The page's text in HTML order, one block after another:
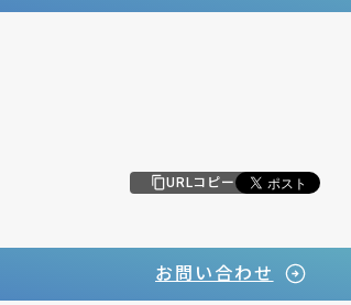
URLコピー
お問い合わせ